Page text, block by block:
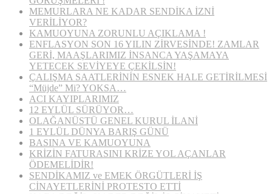
MEMURLARA NE KADAR SENDİKA İZNİ
VERİLİYOR?
KAMUOYUNA ZORUNLU AÇIKLAMA !
ENFLASYON SON 16 YILIN ZİRVESİNDE! ZAMLAR
GERİ, MAAŞLARIMIZ İNSANCA YAŞAMAYA
YETECEK SEVİYEYE ÇEKİLSİN!
ÇALIŞMA SAATLERİNİN ESNEK HALE GETİRİLMESİ
“Müjde” Mi? YOKSA…
ACI KAYIPLARIMIZ
12 EYLÜL SÜRÜYOR…
OLAĞANÜSTÜ GENEL KURUL İLANİ
1 EYLÜL DÜNYA BARIŞ GÜNÜ
BASINA VE KAMUOYUNA
KRİZİN FATURASINI KRİZE YOL AÇANLAR
ÖDEMELİDİR!
SENDİKAMIZ ve EMEK ÖRGÜTLERİ İŞ
CİNAYETLERİNİ PROTESTO ETTİ